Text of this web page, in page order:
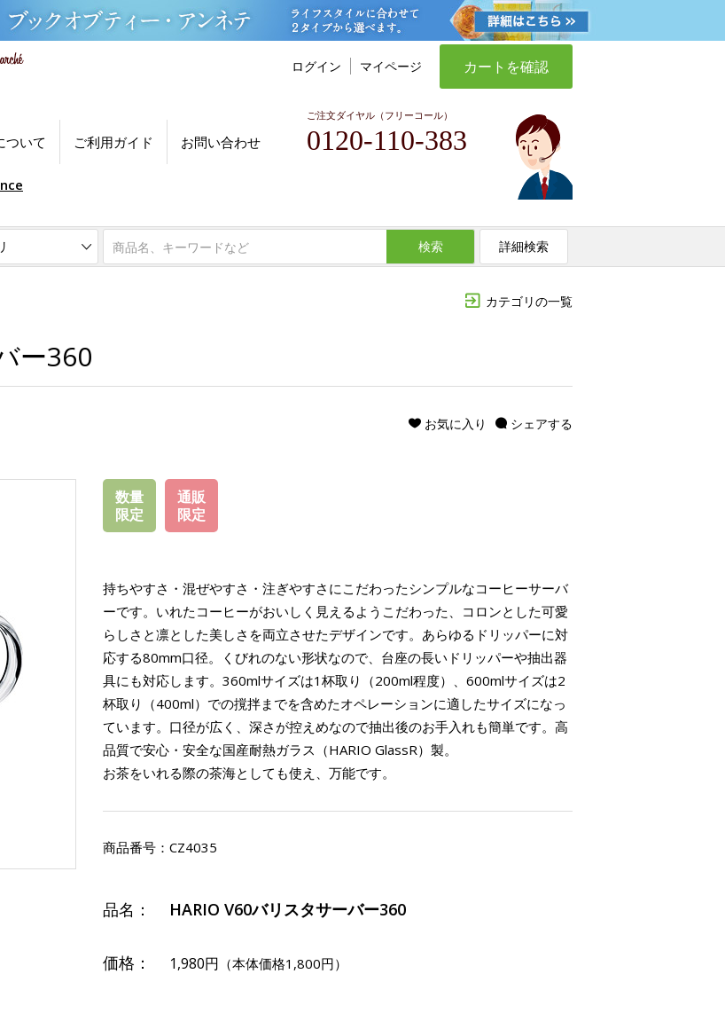
ログイン マイページ カートを確認
ついて ご利用ガイド お問い合わせ
ご注文ダイヤル（フリーコール）
0120-110-383
検索 詳細検索
カテゴリの一覧
ー360
シェアする
お気に入り
数量
限定
通販
限定
持ちやすさ・混ぜやすさ・注ぎやすさにこだわったシンプルなコーヒーサーバ
ーです。いれたコーヒーがおいしく見えるようこだわった、コロンとした可愛
らしさと凛とした美しさを両立させたデザインです。あらゆるドリッパーに対
応する80mm口径。くびれのない形状なので、台座の長いドリッパーや抽出器
具にも対応します。360mlサイズは1杯取り（200ml程度）、600mlサイズは2
杯取り（400ml）での撹拌までを含めたオペレーションに適したサイズになっ
ています。口径が広く、深さが控えめなので抽出後のお手入れも簡単です。高
品質で安心・安全な国産耐熱ガラス（HARIO GlassR）製。
お茶をいれる際の茶海としても使え、万能です。
商品番号： CZ4035
品名： HARIO V60バリスタサーバー360
価格： 1,980円 （本体価格1,800円）